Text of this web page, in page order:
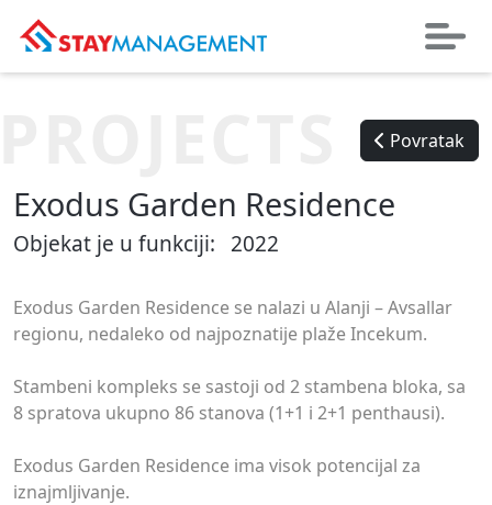
Povratak
Exodus Garden Residence
Objekat je u funkciji: 2022
Exodus Garden Residence se nalazi u Alanji – Avsallar
regionu, nedaleko od najpoznatije plaže Incekum.
Stambeni kompleks se sastoji od 2 stambena bloka, sa
8 spratova ukupno 86 stanova (1+1 i 2+1 penthausi).
Exodus Garden Residence ima visok potencijal za
iznajmljivanje.